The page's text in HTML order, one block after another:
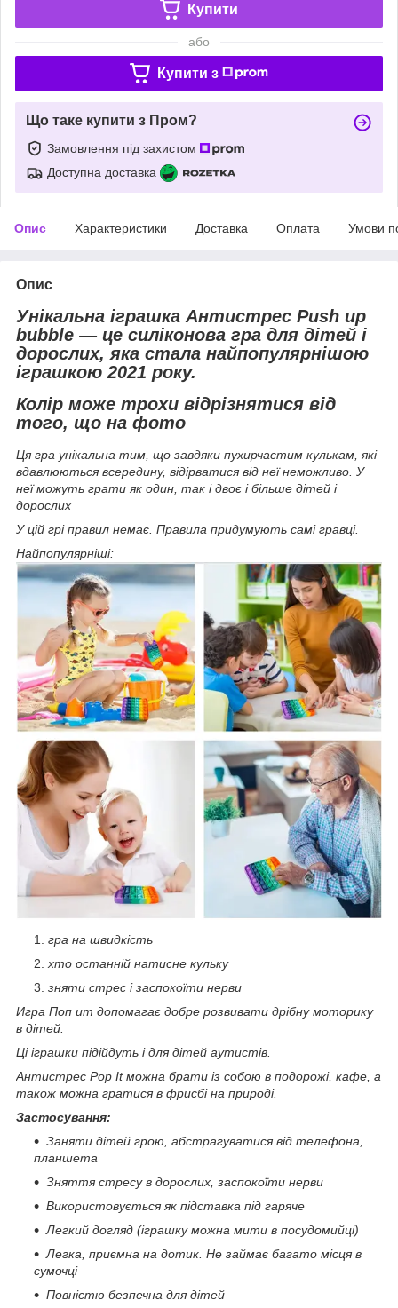
Купити
або
Купити з
Що таке купити з Пром?
Замовлення під захистом
Доступна доставка
Опис Характеристики Доставка Оплата Умови
Опис
Унікальна іграшка Антистрес Push up
bubble — це силіконова гра для дітей і
дорослих, яка стала найпопулярнішою
іграшкою 2021 року.
Колір може трохи відрізнятися від
того, що на фото
Ця гра унікальна тим, що завдяки пухирчастим кулькам, які
вдавлюються всередину, відірватися від неї неможливо. У
неї можуть грати як один, так і двоє і більше дітей і
дорослих
У цій грі правил немає. Правила придумують самі гравці.
Найпопулярніші:
гра на швидкість
хто останній натисне кульку
зняти стрес і заспокоїти нерви
Игра Поп ит допомагає добре розвивати дрібну моторику
в дітей.
Ці іграшки підійдуть і для дітей аутистів.
Антистрес Pop It можна брати із собою в подорожі, кафе, а
також можна гратися в фрисбі на природі.
Застосування:
Заняти дітей грою, абстрагуватися від телефона,
планшета
Зняття стресу в дорослих, заспокоїти нерви
Використовується як підставка під гаряче
Легкий догляд (іграшку можна мити в посудомийці)
Легка, приємна на дотик. Не займає багато місця в
сумочці
Повністю безпечна для дітей